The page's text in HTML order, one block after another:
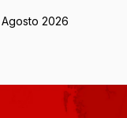
2026